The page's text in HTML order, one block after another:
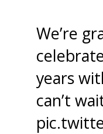
We’re
years
can’t